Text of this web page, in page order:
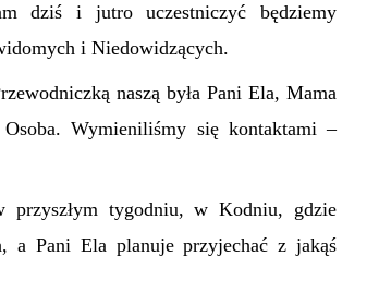
dziś i jutro uczestniczyć będziemy
i Niedowidzących.
naszą była Pani Ela, Mama
Wymieniliśmy się kontaktami –
tygodniu, w Kodniu, gdzie
a Pani Ela planuje przyjechać z jakąś